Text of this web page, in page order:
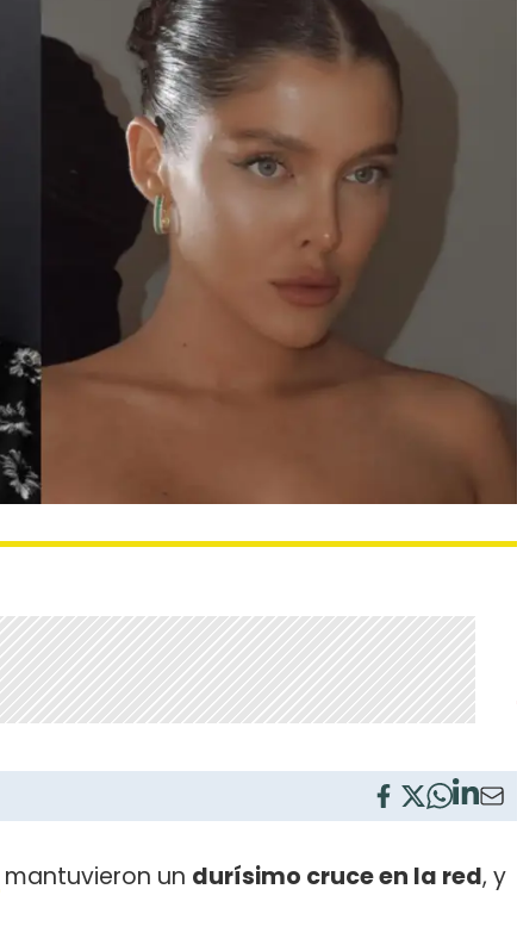
mantuvieron un durísimo cruce en la red, y